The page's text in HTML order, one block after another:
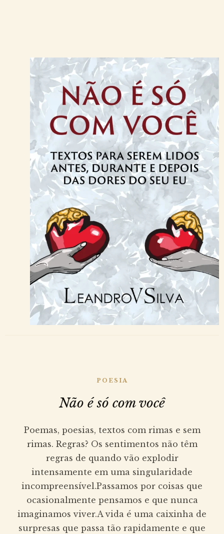
POESIA
Não é só com você
Poemas, poesias, textos com rimas e sem
rimas. Regras? Os sentimentos não têm
regras de quando vão explodir
intensamente em uma singularidade
incompreensível.Passamos por coisas que
ocasionalmente pensamos e que nunca
imaginamos viver.A vida é uma caixinha de
surpresas que passa tão rapidamente e que